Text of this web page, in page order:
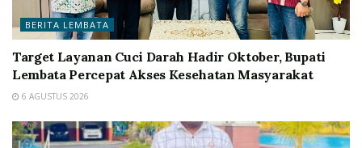
BERITA LEMBATA
Target Layanan Cuci Darah Hadir Oktober, Bupati
Lembata Percepat Akses Kesehatan Masyarakat
6 AGUSTUS 2026